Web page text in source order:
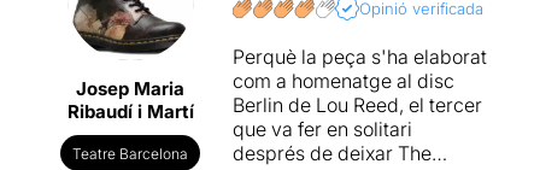
Josep Maria
Ribaudí i Martí
Teatre Barcelona
Opinió verificada
Perquè la peça s'ha elaborat
com a homenatge al disc
Berlin de Lou Reed, el tercer
que va fer en solitari
després de deixar The